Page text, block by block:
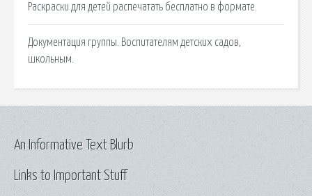
Раскраски для детей распечатать бесплатно в формате.
Документация группы. Воспитателям детских садов,
школьным.
Links to Important Stuff
An Informative Text Blurb